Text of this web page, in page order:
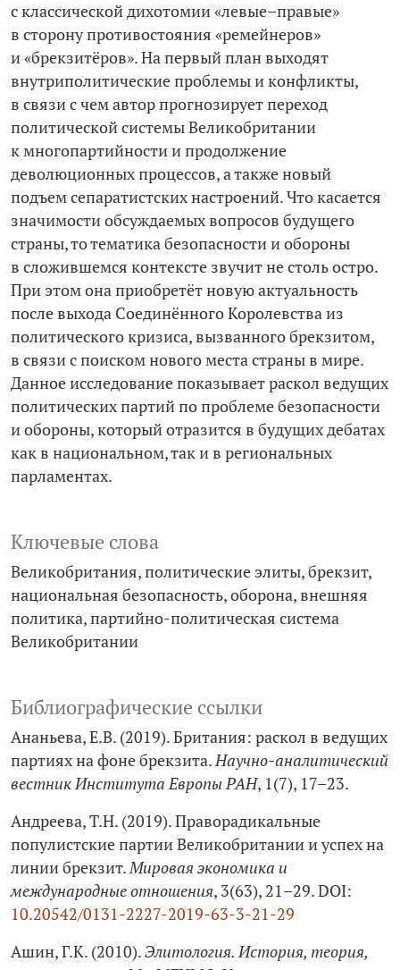
с классической дихотомии «левые–правые»
в сторону противостояния «ремейнеров»
и «брекзитёров». На первый план выходят
внутриполитические проблемы и конфликты,
в связи с чем автор прогнозирует переход
политической системы Великобритании
к многопартийности и продолжение
деволюционных процессов, а также новый
подъем сепаратистских настроений. Что касается
значимости обсуждаемых вопросов будущего
страны, то тематика безопасности и обороны
в сложившемся контексте звучит не столь остро.
При этом она приобретёт новую актуальность
после выхода Соединённого Королевства из
политического кризиса, вызванного брекзитом,
в связи с поиском нового места страны в мире.
Данное исследование показывает раскол ведущих
политических партий по проблеме безопасности
и обороны, который отразится в будущих дебатах
как в национальном, так и в региональных
парламентах.
Ключевые слова
Великобритания политические элиты брекзит
национальная безопасность оборона внешняя
политика партийно-­политическая система
Великобритании
Библиографические ссылки
Ананьева, Е.В. (2019). Британия: раскол в ведущих
партиях на фоне брекзита.Научно-аналитический
вестник Института Европы РАН, 1(7), 17–23.
Андреева, Т.Н. (2019). Праворадикальные
популистские партии Великобритании и успех на
линии брекзит.Мировая экономика и
международные отношения, 3(63), 21–29. DOI:
10.20542/0131-2227-2019-63-3-21-29
Ашин, Г.К. (2010).Элитология. История, теория,